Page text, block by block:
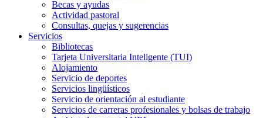
Becas y ayudas
Actividad pastoral
Consultas, quejas y sugerencias
Servicios
Bibliotecas
Tarjeta Universitaria Inteligente (TUI)
Alojamiento
Servicio de deportes
Servicios lingüísticos
Servicio de orientación al estudiante
Servicios de carreras profesionales y bolsas de trabajo